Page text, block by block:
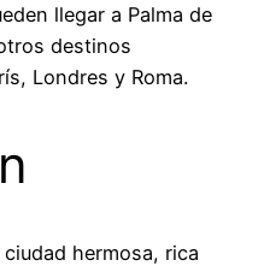
llegar a Palma de
destinos
Londres y Roma.
hermosa, rica